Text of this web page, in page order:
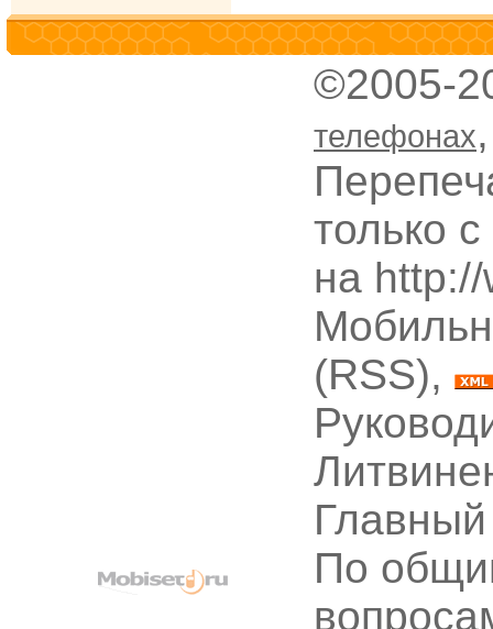
©2005-
телефонах
только
на
(RSS),
По